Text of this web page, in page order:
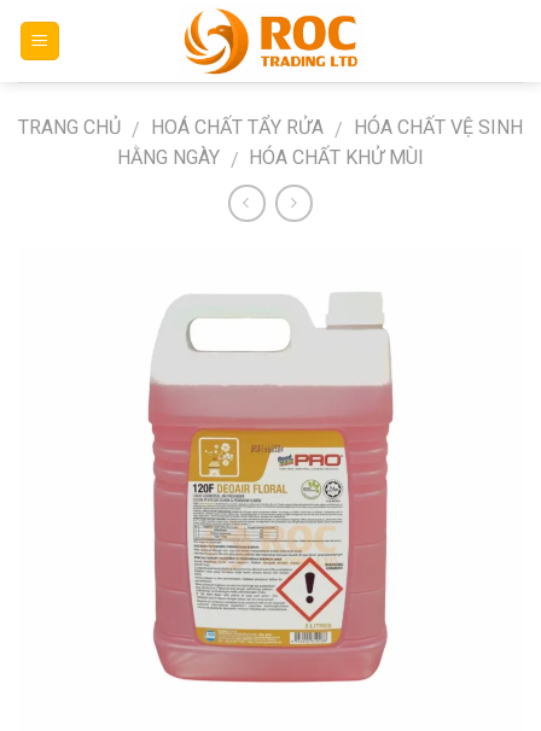
TRANG CHỦ / HOÁ CHẤT TẨY RỬA / HÓA CHẤT VỆ SINH
HẰNG NGÀY / HÓA CHẤT KHỬ MÙI